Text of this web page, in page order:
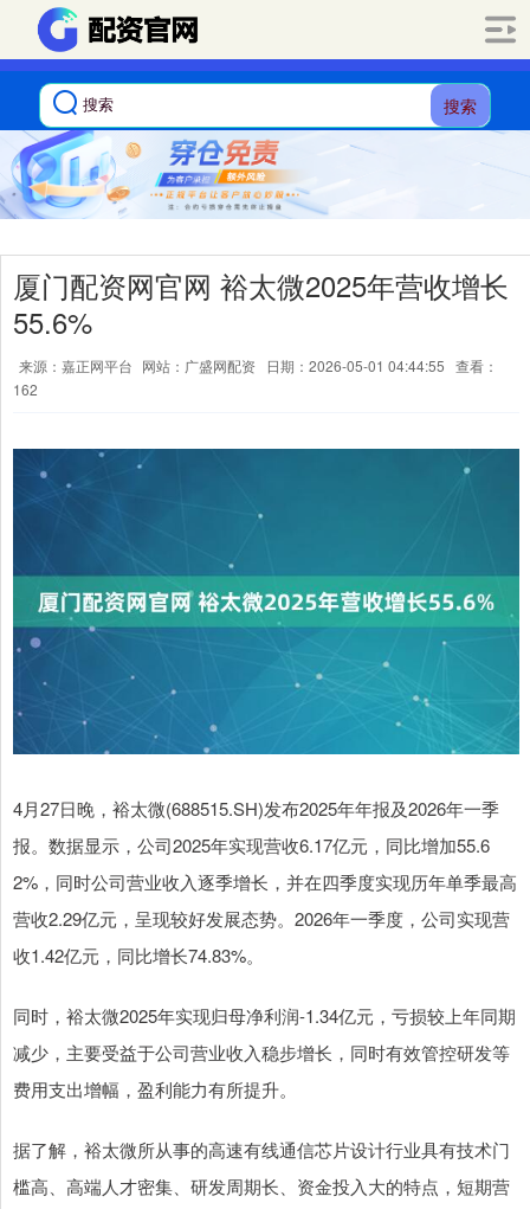
搜索
厦门配资网官网 裕太微2025年营收增长
55.6%
来源：嘉正网平台 网站：广盛网配资 日期：2026-05-01 04:44:55 查看：
162
4月27日晚，裕太微(688515.SH)发布2025年年报及2026年一季
报。数据显示，公司2025年实现营收6.17亿元，同比增加55.6
2%，同时公司营业收入逐季增长，并在四季度实现历年单季最高
营收2.29亿元，呈现较好发展态势。2026年一季度，公司实现营
收1.42亿元，同比增长74.83%。
同时，裕太微2025年实现归母净利润-1.34亿元，亏损较上年同期
减少，主要受益于公司营业收入稳步增长，同时有效管控研发等
费用支出增幅，盈利能力有所提升。
据了解，裕太微所从事的高速有线通信芯片设计行业具有技术门
槛高、高端人才密集、研发周期长、资金投入大的特点，短期营